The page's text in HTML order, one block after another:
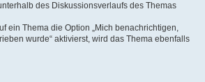
des Diskussionsverlaufs des Themas
ein Thema die Option „Mich benachrichtigen,
wurde“ aktivierst, wird das Thema ebenfalls